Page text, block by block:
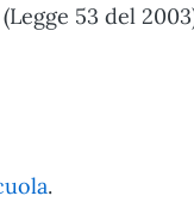
53 del
.